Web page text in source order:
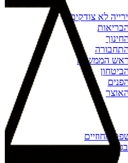
לא צודקים
ראש הממשלה
מחוזיים